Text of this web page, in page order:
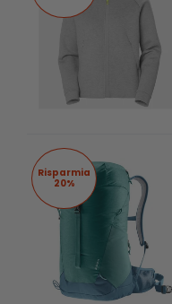
Risparmia
20%